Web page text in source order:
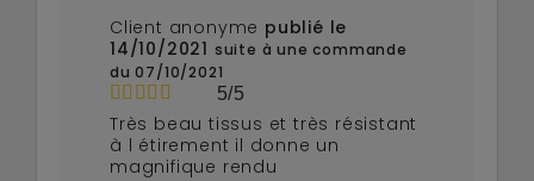
Client anonyme publié le
14/10/2021 suite à une commande
du 07/10/2021
5/5
Très beau tissus et très résistant
à l étirement il donne un
magnifique rendu